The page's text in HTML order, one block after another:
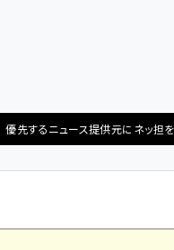
優先するニュース提供元にネッ担